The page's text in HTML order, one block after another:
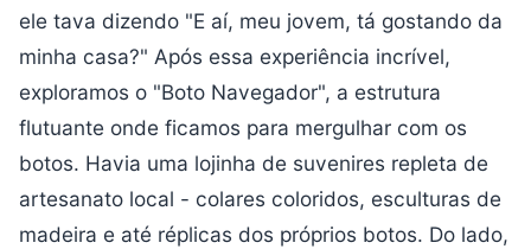
ele tava dizendo "E aí, meu jovem, tá gostando da
minha casa?" Após essa experiência incrível,
exploramos o "Boto Navegador", a estrutura
flutuante onde ficamos para mergulhar com os
botos. Havia uma lojinha de suvenires repleta de
artesanato local - colares coloridos, esculturas de
madeira e até réplicas dos próprios botos. Do lado,